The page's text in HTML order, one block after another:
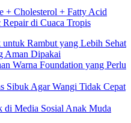
+ Cholesterol + Fatty Acid
di Cuaca Tropis
Rambut yang Lebih Sehat
Aman Dipakai
Warna Foundation yang Perlu
Sibuk Agar Wangi Tidak Cepat
di Media Sosial Anak Muda